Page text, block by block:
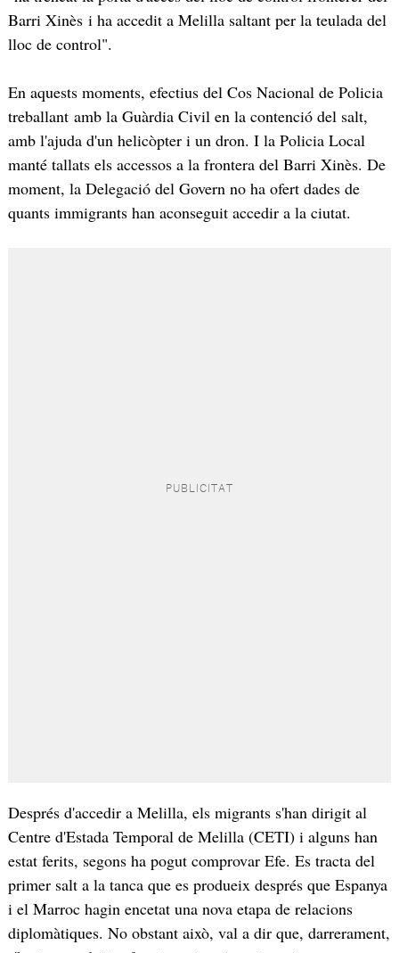
Barri Xinès i ha accedit a Melilla saltant per la teulada del
lloc de control".
En aquests moments, efectius del Cos Nacional de Policia
treballant amb la Guàrdia Civil en la contenció del salt,
amb l'ajuda d'un helicòpter i un dron. I la Policia Local
manté tallats els accessos a la frontera del Barri Xinès. De
moment, la Delegació del Govern no ha ofert dades de
quants immigrants han aconseguit accedir a la ciutat.
Després d'accedir a Melilla, els migrants s'han dirigit al
Centre d'Estada Temporal de Melilla (CETI) i alguns han
estat ferits, segons ha pogut comprovar Efe. Es tracta del
primer salt a la tanca que es produeix després que Espanya
i el Marroc hagin encetat una nova etapa de relacions
diplomàtiques. No obstant això, val a dir que, darrerament,